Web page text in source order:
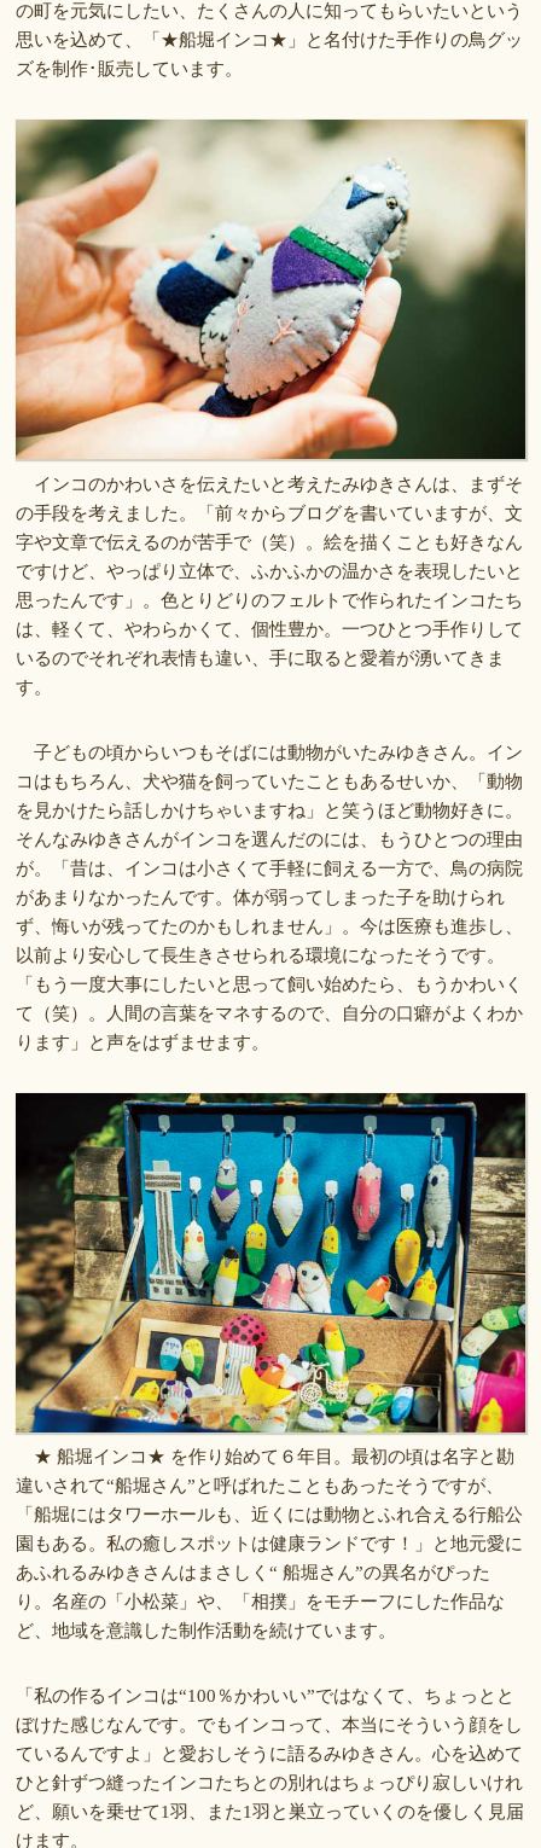
の町を元気にしたい、たくさんの人に知ってもらいたいという
思いを込めて、「★船堀インコ★」と名付けた手作りの鳥グッ
ズを制作･販売しています。
インコのかわいさを伝えたいと考えたみゆきさんは、まずそ
の手段を考えました。「前々からブログを書いていますが、文
字や文章で伝えるのが苦手で（笑）。絵を描くことも好きなん
ですけど、やっぱり立体で、ふかふかの温かさを表現したいと
思ったんです」。色とりどりのフェルトで作られたインコたち
は、軽くて、やわらかくて、個性豊か。一つひとつ手作りして
いるのでそれぞれ表情も違い、手に取ると愛着が湧いてきま
す。
子どもの頃からいつもそばには動物がいたみゆきさん。イン
コはもちろん、犬や猫を飼っていたこともあるせいか、「動物
を見かけたら話しかけちゃいますね」と笑うほど動物好きに。
そんなみゆきさんがインコを選んだのには、もうひとつの理由
が。「昔は、インコは小さくて手軽に飼える一方で、鳥の病院
があまりなかったんです。体が弱ってしまった子を助けられ
ず、悔いが残ってたのかもしれません」。今は医療も進歩し、
以前より安心して長生きさせられる環境になったそうです。
「もう一度大事にしたいと思って飼い始めたら、もうかわいく
て（笑）。人間の言葉をマネするので、自分の口癖がよくわか
ります」と声をはずませます。
★ 船堀インコ★ を作り始めて６年目。最初の頃は名字と勘
違いされて“船堀さん”と呼ばれたこともあったそうですが、
「船堀にはタワーホールも、近くには動物とふれ合える行船公
園もある。私の癒しスポットは健康ランドです！」と地元愛に
あふれるみゆきさんはまさしく“ 船堀さん”の異名がぴった
り。名産の「小松菜」や、「相撲」をモチーフにした作品な
ど、地域を意識した制作活動を続けています。
「私の作るインコは“100％かわいい”ではなくて、ちょっとと
ぼけた感じなんです。でもインコって、本当にそういう顔をし
ているんですよ」と愛おしそうに語るみゆきさん。心を込めて
ひと針ずつ縫ったインコたちとの別れはちょっぴり寂しいけれ
ど、願いを乗せて1羽、また1羽と巣立っていくのを優しく見届
けます。